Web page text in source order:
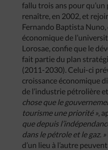
fallu trois ans pour
renaître, en 2002, et
Fernando Baptista
économique de
Lorosae, confie que le
fait partie du plan
(2011-2030). Celui-ci
croissance économique
de l’industrie pétrolière
chose que le
tourisme une priorité »,
que depuis
dans le pétrole et le gaz. »
d’un lieu à l’autre